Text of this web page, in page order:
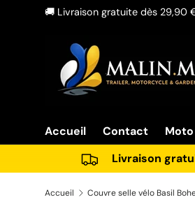
🚚 Livraison gratuite dès 29,90
Accueil Contact
Livraison
Accueil